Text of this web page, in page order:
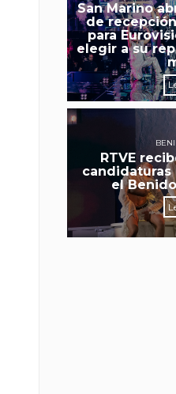
San Marino
de
para
elegir a su
RTVE
candidaturas
el